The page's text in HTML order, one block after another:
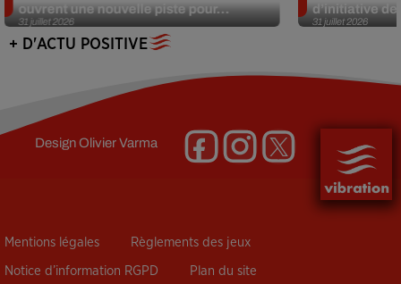
31 juillet 2026
ouvrent une nouvelle piste pour...
31 juillet 2026
d’initiative
+ D'ACTU POSITIVE
DesignOlivier Varma
Mentions légales Règlements des jeux
Notice d’information RGPD Plan du site